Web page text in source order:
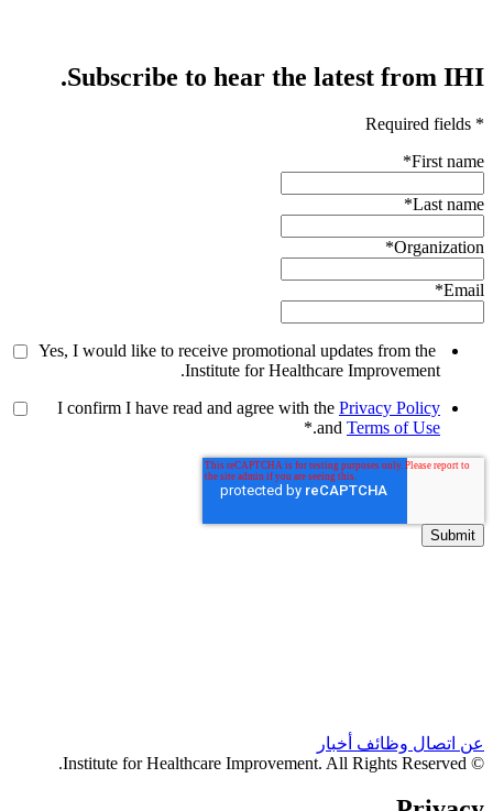
Subscribe to hear the latest from IHI.
* Required fields
First name
*
Last name
*
Organization
*
Email
*
Yes, I would like to receive promotional updates from the
Institute for Healthcare Improvement.
I confirm I have read and agree with the Privacy Policy
and Terms of Use
.
*
عن اتصال وظائف أخبار
© Institute for Healthcare Improvement. All Rights Reserved.